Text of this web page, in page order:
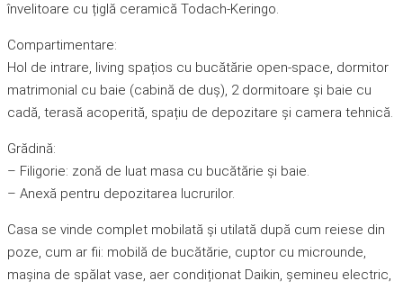
învelitoare cu țiglă ceramică Todach-Keringo.
Compartimentare:
Hol de intrare, living spațios cu bucătărie open-space, dormitor
matrimonial cu baie (cabină de duș), 2 dormitoare și baie cu
cadă, terasă acoperită, spațiu de depozitare și camera tehnică.
Grădină:
– Filigorie: zonă de luat masa cu bucătărie și baie.
– Anexă pentru depozitarea lucrurilor.
Casa se vinde complet mobilată și utilată după cum reiese din
poze, cum ar fii: mobilă de bucătărie, cuptor cu microunde,
mașina de spălat vase, aer condiționat Daikin, șemineu electric,